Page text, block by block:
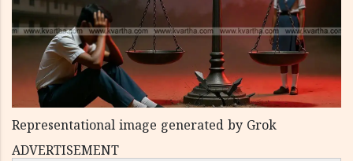
Representational image generated by Grok
ADVERTISEMENT